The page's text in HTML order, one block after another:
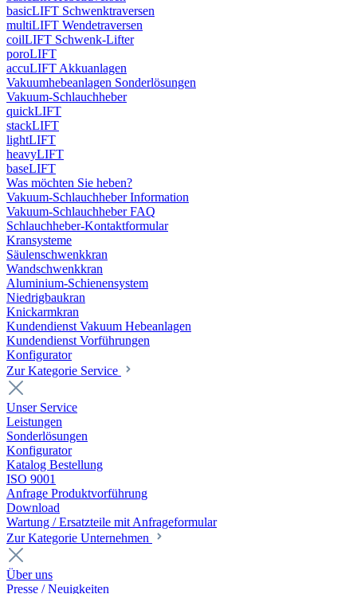
basicLIFT Schwenktraversen
multiLIFT Wendetraversen
coilLIFT Schwenk-Lifter
poroLIFT
accuLIFT Akkuanlagen
Vakuumhebeanlagen Sonderlösungen
Vakuum-Schlauchheber
quickLIFT
stackLIFT
lightLIFT
heavyLIFT
baseLIFT
Was möchten Sie heben?
Vakuum-Schlauchheber Information
Vakuum-Schlauchheber FAQ
Schlauchheber-Kontaktformular
Kransysteme
Säulenschwenkkran
Wandschwenkkran
Aluminium-Schienensystem
Niedrigbaukran
Knickarmkran
Kundendienst Vakuum Hebeanlagen
Kundendienst Vorführungen
Konfigurator
Zur Kategorie Service
Unser Service
Leistungen
Sonderlösungen
Konfigurator
Katalog Bestellung
ISO 9001
Anfrage Produktvorführung
Download
Wartung / Ersatzteile mit Anfrageformular
Zur Kategorie Unternehmen
Über uns
Presse / Neuigkeiten